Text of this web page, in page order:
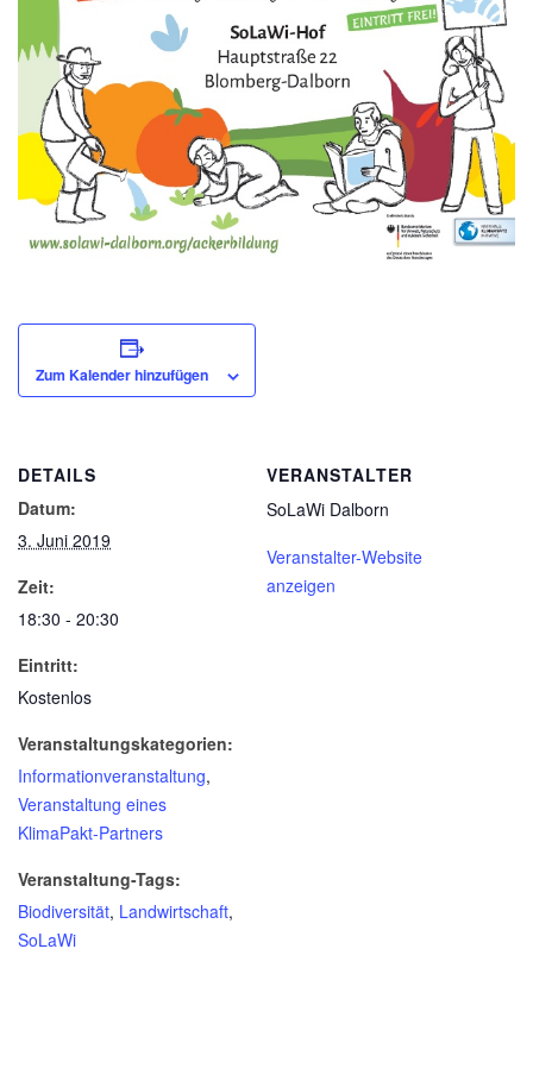
Zum Kalender hinzufügen
DETAILS
Datum:
3. Juni 2019
Zeit:
18:30 - 20:30
Eintritt:
Kostenlos
Veranstaltungskategorien:
Informationveranstaltung,
Veranstaltung eines
KlimaPakt-Partners
Veranstaltung-Tags:
Biodiversität, Landwirtschaft,
SoLaWi
VERANSTALTER
SoLaWi Dalborn
Veranstalter-Website
anzeigen